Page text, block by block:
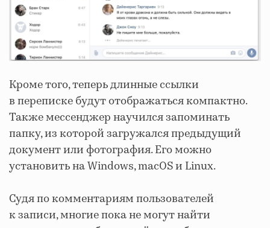
Кроме того, теперь длинные ссылки
в переписке будут отображаться компактно.
Также мессенджер научился запоминать
папку, из которой загружался предыдущий
документ или фотография. Его можно
установить на Windows, macOS и Linux.
Судя по комментариям пользователей
к записи, многие пока не могут найти